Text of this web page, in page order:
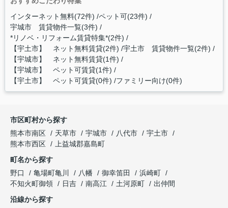
インターネット無料(72件) ペット可(23件)
宇城市 賃貸物件一覧(3件)
*リノベ・リフォーム賃貸特集*(2件)
【宇土市】 ネット無料賃貸(2件) 宇土市 賃貸物件一覧(2件)
【宇城市】 ネット無料賃貸(1件)
【宇城市】 ペット可賃貸(1件)
【宇土市】 ペット可賃貸(0件) ファミリー向け(0件)
市区町村から探す
熊本市南区
天草市 宇城市 八代市
宇土市
熊本市西区
上益城郡嘉島町
町名から探す
野口
亀場町亀川 八幡 御幸笛田
浜崎町
不知火町御領
日吉 南高江 土河原町
出仲間
沿線から探す